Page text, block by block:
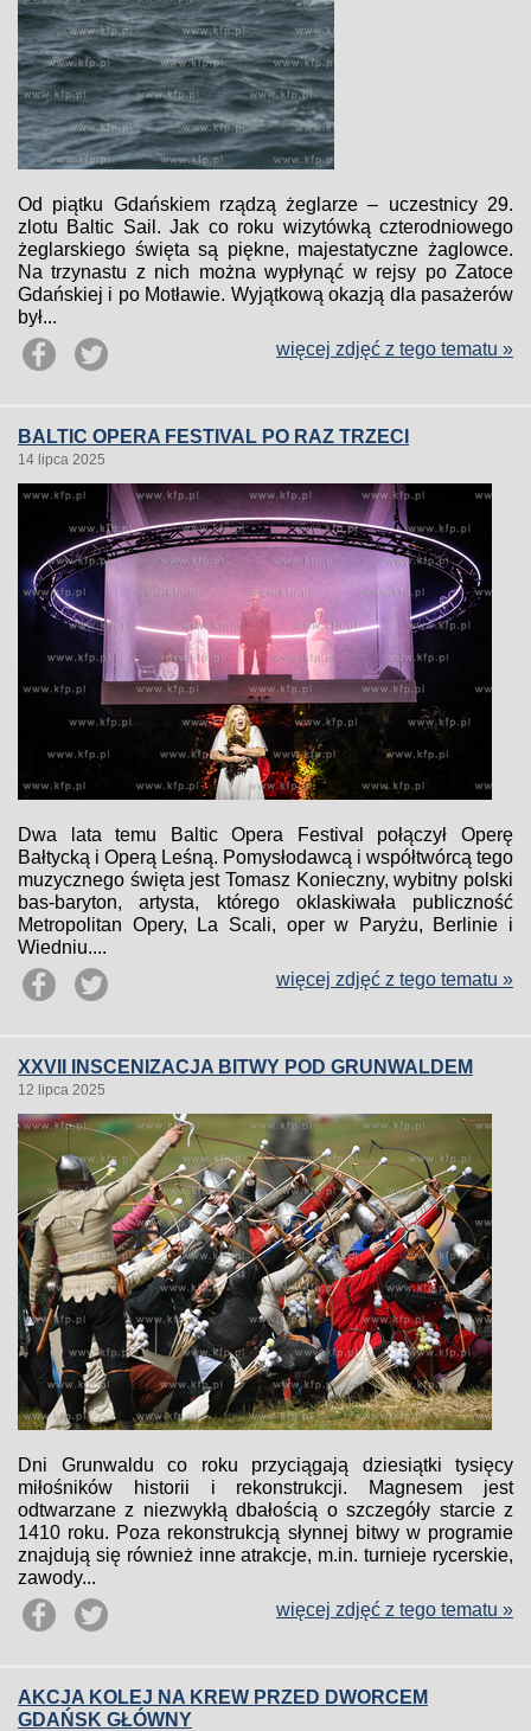
Od piątku Gdańskiem rządzą żeglarze – uczestnicy 29.
zlotu Baltic Sail. Jak co roku wizytówką czterodniowego
żeglarskiego święta są piękne, majestatyczne żaglowce.
Na trzynastu z nich można wypłynąć w rejsy po Zatoce
Gdańskiej i po Motławie. Wyjątkową okazją dla pasażerów
był...
więcej zdjęć z tego tematu »
BALTIC OPERA FESTIVAL PO RAZ TRZECI
14 lipca 2025
Dwa lata temu Baltic Opera Festival połączył Operę
Bałtycką i Operą Leśną. Pomysłodawcą i współtwórcą tego
muzycznego święta jest Tomasz Konieczny, wybitny polski
bas-baryton, artysta, którego oklaskiwała publiczność
Metropolitan Opery, La Scali, oper w Paryżu, Berlinie i
Wiedniu....
więcej zdjęć z tego tematu »
XXVII INSCENIZACJA BITWY POD GRUNWALDEM
12 lipca 2025
Dni Grunwaldu co roku przyciągają dziesiątki tysięcy
miłośników historii i rekonstrukcji. Magnesem jest
odtwarzane z niezwykłą dbałością o szczegóły starcie z
1410 roku. Poza rekonstrukcją słynnej bitwy w programie
znajdują się również inne atrakcje, m.in. turnieje rycerskie,
zawody...
więcej zdjęć z tego tematu »
AKCJA KOLEJ NA KREW PRZED DWORCEM
GDAŃSK GŁÓWNY